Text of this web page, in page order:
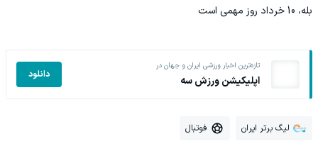
بله، 10 خرداد روز مهمی است
تازه‌ترین اخبار ورزشی ایران و جهان در
اپلیکیشن ورزش سه دانلود
لیگ برتر ایران فوتبال